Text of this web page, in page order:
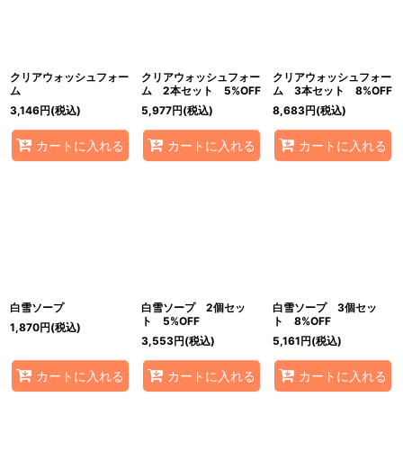
クリアウォッシュフォー
ム
3,146円(税込)
カートに入れる
クリアウォッシュフォー
ム 2本セット 5%OFF
5,977円(税込)
カートに入れる
クリアウォッシュフォー
ム 3本セット 8%OFF
8,683円(税込)
カートに入れる
白雪ソープ
1,870円(税込)
カートに入れる
白雪ソープ 2個セッ
ト 5%OFF
3,553円(税込)
カートに入れる
白雪ソープ 3個セッ
ト 8%OFF
5,161円(税込)
カートに入れる